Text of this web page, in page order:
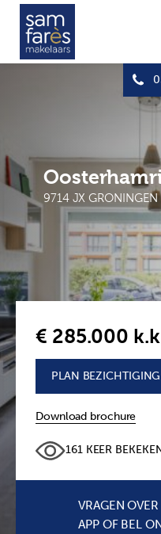
9714 JX GRONINGEN
€ 285.000
PLAN BEZICHTIGING
Download brochure
161 KEER
VRAGEN
APP OF BEL